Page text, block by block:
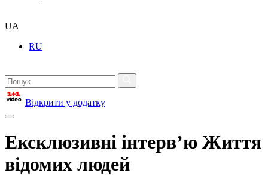
UA
RU
Відкрити у додатку
Ексклюзивні інтерв’ю Життя
відомих людей